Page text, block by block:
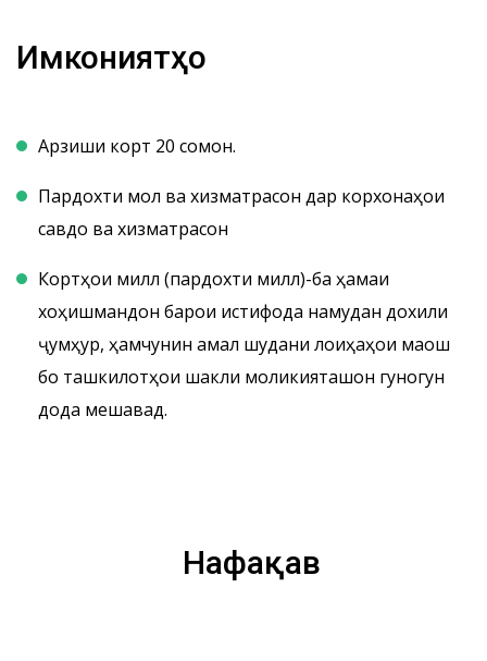
Имкониятҳо
Арзиши корт 20 сомонӣ.
Пардохти мол ва хизматрасонӣ дар корхонаҳои
савдо ва хизматрасонӣ
Кортҳои миллӣ (пардохти миллӣ)-ба ҳамаи
хоҳишмандон барои истифода намудан дохили
ҷумҳурӣ, ҳамчунин амалӣ шудани лоиҳаҳои маош
бо ташкилотҳои шакли моликияташон гуногун
дода мешавад.
Нафақавӣ